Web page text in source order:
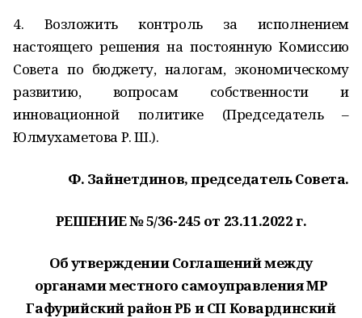
4. Возложить контроль за исполнением
настоящего решения на постоянную Комиссию
Совета по бюджету, налогам, экономическому
развитию, вопросам собственности и
инновационной политике (Председатель –
Юлмухаметова Р. Ш.).
Ф. Зайнетдинов, председатель Совета.
РЕШЕНИЕ № 5/36-245 от 23.11.2022 г.
Об утверждении Соглашений между
органами местного самоуправления МР
Гафурийский район РБ и СП Ковардинский